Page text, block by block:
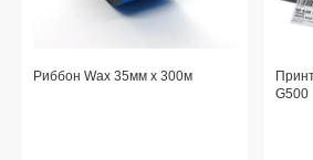
Риббон Wax 35мм x 300м
G500